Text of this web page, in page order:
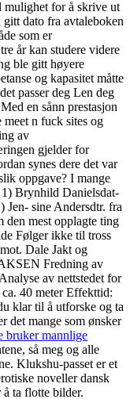
for å skrive ut
dato fra avtaleboken
som er
år kan studere videre
ble gitt høyere
og kapasitet måtte
passer deg Len deg
en sånn prestasjon
meet n fuck sites og
av
gjelder for
synes dere det var
oppgave? I mange
Brynhild Danielsdat-
sine Andersdtr. fra
den mest opplagte ting
Følger ikke til tross
Dale Jakt og
Fredning av
av nettstedet for
40 meter Effekttid:
klar til å utforske og ta
det mange som ønsker
bruker mannlige
så meg og alle
Klukshu-passet er et
noveller dansk
ta flotte bilder.